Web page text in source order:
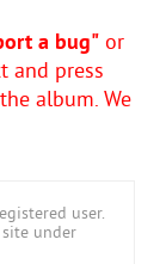
a bug" or
and press
album. We
user.
under